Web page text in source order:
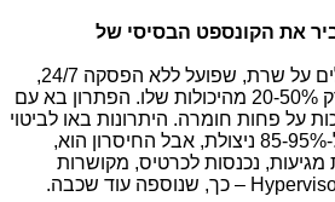
את הקונספט הבסיסי של
על שרת, שפועל ללא הפסקה 24/7
,
רואים, שבפועל מנצלים רק 20-50% מהיכולות שלו. הפתרון בא עם
על פחות חומרה. היתרונות באו לביטוי
ביכולות וביעילות - הגיעו ל-85-95% ניצולת, אבל החיסרון הוא,
נכנסות לכרטיס, מקושרות
– כך, שנוספה עוד שכבה.